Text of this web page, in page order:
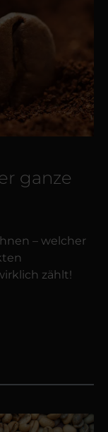
ganze
– welcher
zählt!